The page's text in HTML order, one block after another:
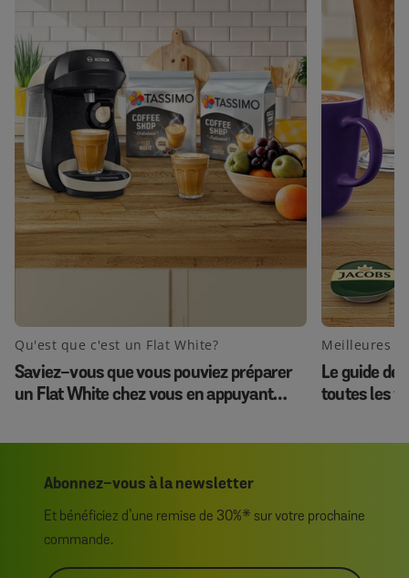
Qu'est que c'est un Flat White?
Saviez-vous que vous pouviez préparer
un Flat White chez vous en appuyant
Meilleures
Le guide
toutes les
Abonnez-vous à la newsletter
Et bénéficiez d’une remise de 30%* sur votre prochaine
commande.